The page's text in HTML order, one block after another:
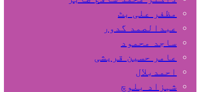
مظفر علی بٹ
عبدالصمد گدور
ساجد محمود
عامر حسین قریشی
اﺣﻤﺪﺑﻼل
شہزاد بلوچ